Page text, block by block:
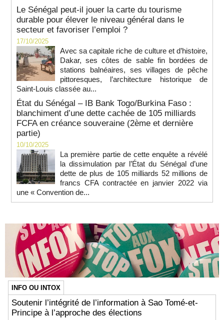
Le Sénégal peut-il jouer la carte du tourisme
durable pour élever le niveau général dans le
secteur et favoriser l’emploi ?
17/10/2025
Avec sa capitale riche de culture et d’histoire,
Dakar, ses côtes de sable fin bordées de
stations balnéaires, ses villages de pêche
pittoresques, l’architecture historique de
Saint-Louis classée au...
État du Sénégal – IB Bank Togo/Burkina Faso :
blanchiment d’une dette cachée de 105 milliards
FCFA en créance souveraine (2ème et dernière
partie)
10/10/2025
La première partie de cette enquête a révélé
la dissimulation par l’État du Sénégal d’une
dette de plus de 105 milliards 52 millions de
francs CFA contractée en janvier 2022 via
une « Convention de...
INFO OU INTOX
Soutenir l’intégrité de l’information à Sao Tomé-et-
Principe à l’approche des élections